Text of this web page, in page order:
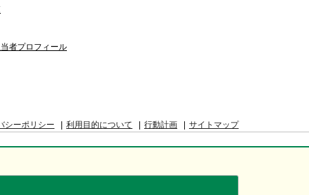
者プロフィール
シーポリシー 利用目的について 行動計画 サイトマップ